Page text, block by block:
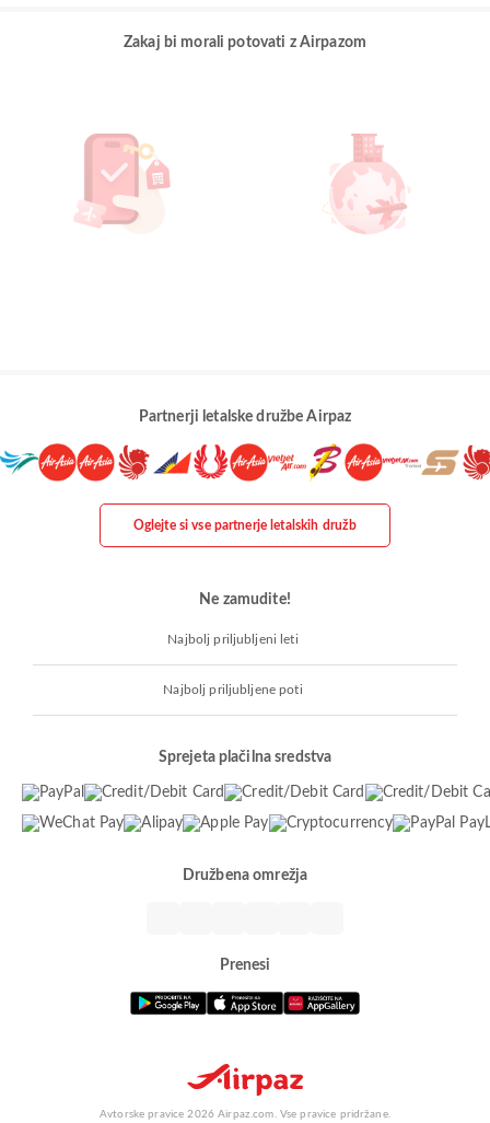
Zakaj bi morali potovati z Airpazom
Partnerji letalske družbe Airpaz
Oglejte si vse partnerje letalskih družb
Ne zamudite!
Najbolj priljubljeni leti
Najbolj priljubljene poti
Sprejeta plačilna sredstva
Družbena omrežja
Prenesi
Avtorske pravice 2026 Airpaz.com. Vse pravice pridržane.